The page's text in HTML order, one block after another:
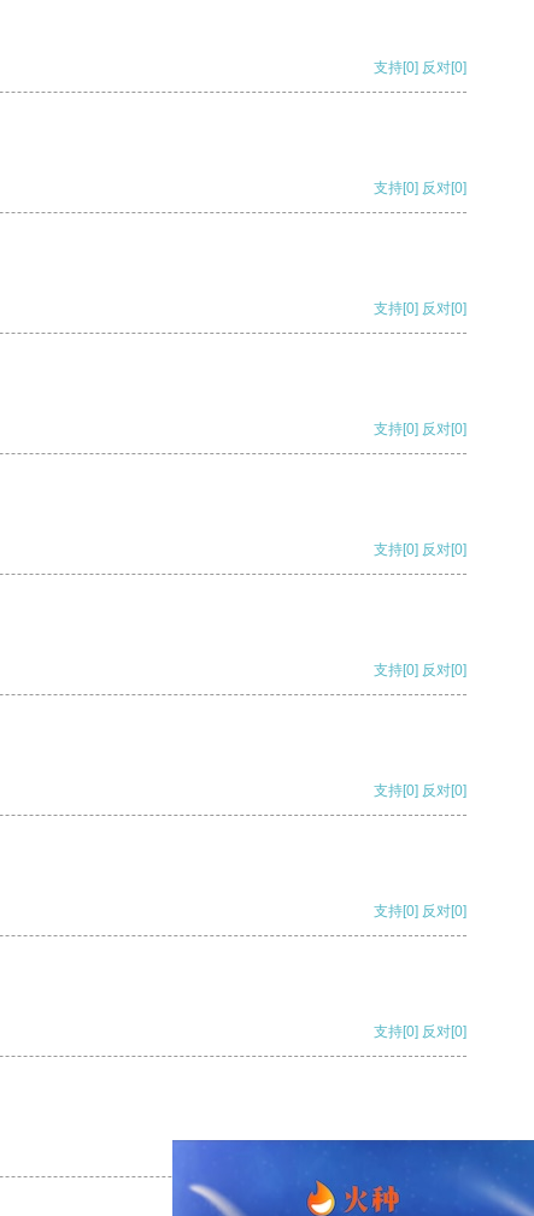
支持[0] 反对[0]
支持[0] 反对[0]
支持[0] 反对[0]
支持[0] 反对[0]
支持[0] 反对[0]
支持[0] 反对[0]
支持[0] 反对[0]
支持[0] 反对[0]
支持[0] 反对[0]